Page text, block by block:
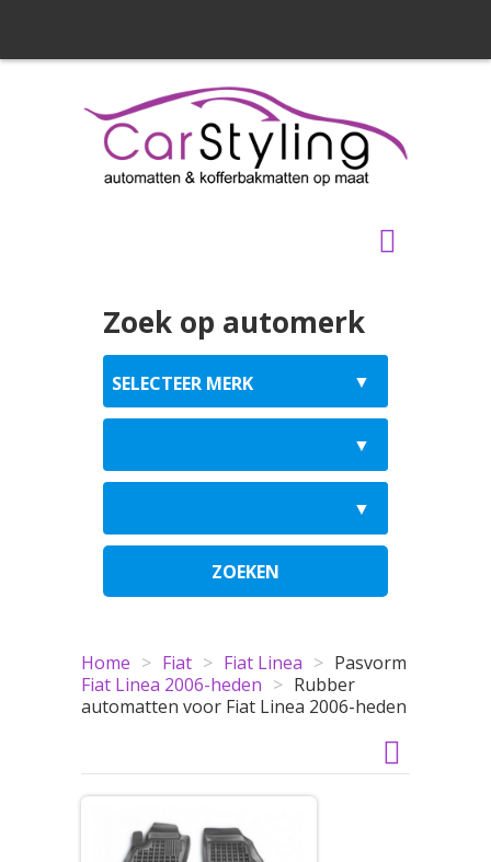
Zoek op automerk
ZOEKEN
Home > Fiat > Fiat Linea >
Fiat Linea 2006-heden >
Pasvorm
Rubber
automatten voor Fiat Linea 2006-heden